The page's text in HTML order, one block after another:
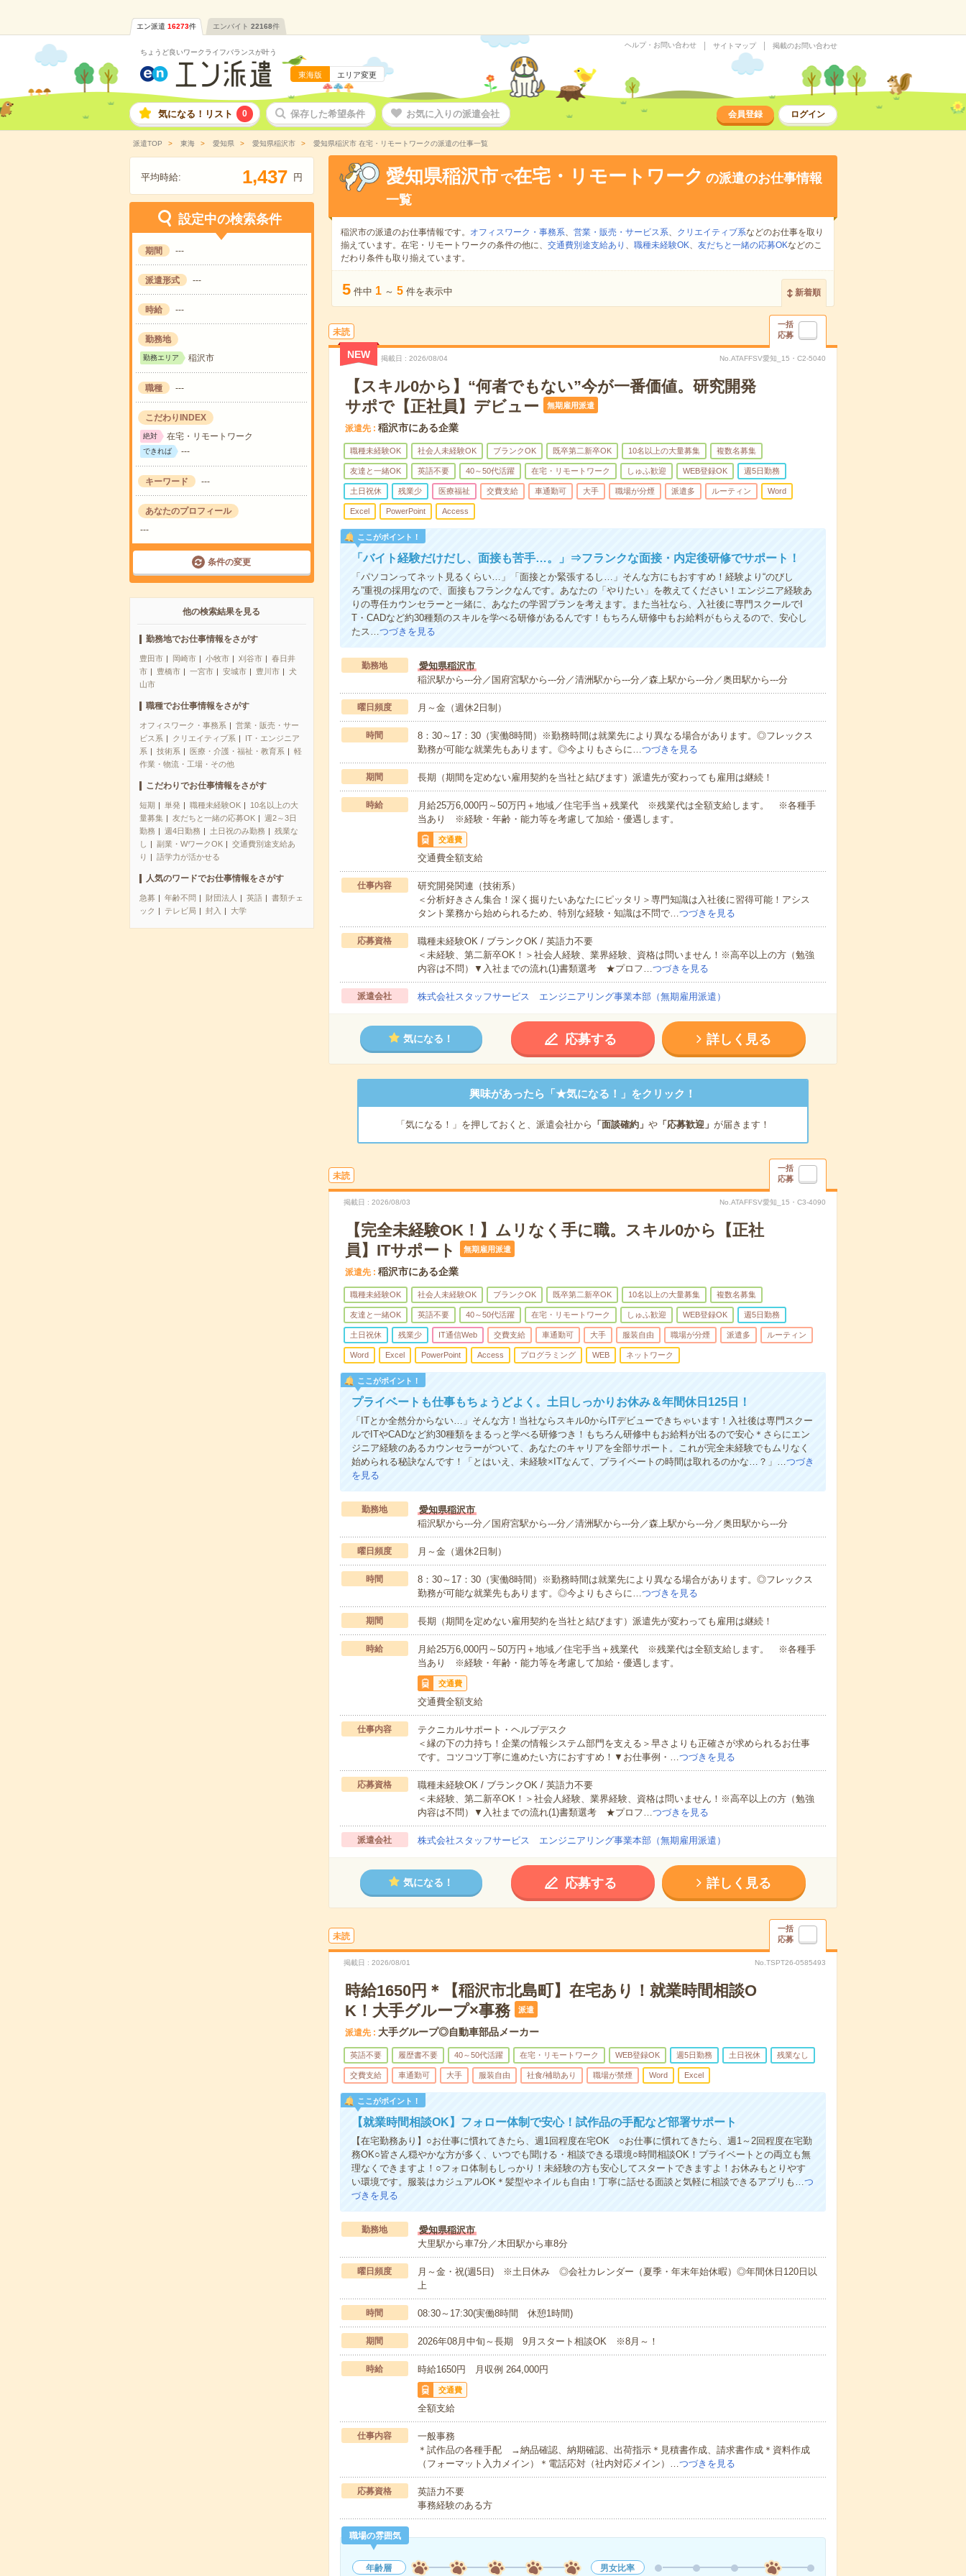
エン派遣 16273件 エンバイト 22168件
ちょうど良いワークライフバランスが叶う
東海版 エリア変更
ヘルプ・お問い合わせ サイトマップ 掲載のお問い合わせ
気になる！リスト 0 保存した希望条件 お気に入りの派遣会社 会員登録 ログイン
派遣TOP 東海 愛知県 愛知県稲沢市 愛知県稲沢市 在宅・リモートワークの派遣の仕事一覧
平均時給: 1,437 円
設定中の検索条件
期間 ---
派遣形式 ---
時給 ---
勤務地
勤務エリア 稲沢市
職種 ---
こだわりINDEX
絶対 在宅・リモートワーク
できれば ---
キーワード ---
あなたのプロフィール
---
条件の変更
他の検索結果を見る
勤務地でお仕事情報をさがす
豊田市 岡崎市 小牧市 刈谷市
春日井
市
豊橋市 一宮市 安城市 豊川市
犬
山市
職種でお仕事情報をさがす
オフィスワーク・事務系
営業・販売・サー
ビス系
クリエイティブ系
IT・エンジニア
系
技術系 医療・介護・福祉・教育系
軽
作業・物流・工場・その他
こだわりでお仕事情報をさがす
短期 単発 職種未経験OK
10名以上の大
量募集
友だちと一緒の応募OK
週2～3日
勤務
週4日勤務 土日祝のみ勤務
残業な
し
副業・WワークOK
交通費別途支給あ
り
語学力が活かせる
人気のワードでお仕事情報をさがす
急募 年齢不問 財団法人 英語
書類チェ
ック
テレビ局 封入 大学
愛知県稲沢市 で在宅・リモートワーク の派遣のお仕事情報
一覧
稲沢市の派遣のお仕事情報です。 オフィスワーク・事務系、 営業・販売・サービス系、 クリエイティブ系などのお仕事を取り
揃えています。在宅・リモートワークの条件の他に、 交通費別途支給あり 、 職種未経験OK、 友だちと一緒の応募OKなどのこ
だわり条件も取り揃えています。
5 件中 1 ～ 5 件を表示中 新着順
未読
一括
応募
NEW 掲載日 2026/08/04 No.ATAFFSV愛知_15・C2-5040
【スキル0から】“何者でもない”今が一番価値。研究開発
サポで【正社員】デビュー
無期雇用派遣
派遣先 稲沢市にある企業
職種未経験OK 社会人未経験OK ブランクOK 既卒第二新卒OK 10名以上の大量募集 複数名募集
友達と一緒OK 英語不要 40～50代活躍 在宅・リモートワーク しゅふ歓迎 WEB登録OK 週5日勤務
土日祝休 残業少 医療福祉 交費支給 車通勤可 大手 職場が分煙 派遣多 ルーティン Word
Excel PowerPoint Access
ここがポイント！
「バイト経験だけだし、面接も苦手…。」⇒フランクな面接・内定後研修でサポート！
「パソコンってネット見るくらい…」「面接とか緊張するし…」そんな方にもおすすめ！経験より“のびし
ろ”重視の採用なので、面接もフランクなんです。あなたの「やりたい」を教えてください！エンジニア経験あ
りの専任カウンセラーと一緒に、あなたの学習プランを考えます。また当社なら、入社後に専門スクールでI
T・CADなど約30種類のスキルを学べる研修があるんです！もちろん研修中もお給料がもらえるので、安心し
たス…つづきを見る
勤務地
愛知県稲沢市
稲沢駅から---分／国府宮駅から---分／清洲駅から---分／森上駅から---分／奥田駅から---分
曜日頻度 月～金（週休2日制）
時間
8：30～17：30（実働8時間）※勤務時間は就業先により異なる場合があります。◎フレックス
勤務が可能な就業先もあります。◎今よりもさらに…つづきを見る
期間 長期（期間を定めない雇用契約を当社と結びます）派遣先が変わっても雇用は継続！
時給
月給25万6,000円～50万円＋地域／住宅手当＋残業代 ※残業代は全額支給します。 ※各種手
当あり ※経験・年齢・能力等を考慮して加給・優遇します。
交通費
交通費全額支給
仕事内容
研究開発関連（技術系）
＜分析好きさん集合！深く掘りたいあなたにピッタリ＞専門知識は入社後に習得可能！アシス
タント業務から始められるため、特別な経験・知識は不問で…つづきを見る
応募資格
職種未経験OK / ブランクOK / 英語力不要
＜未経験、第二新卒OK！＞社会人経験、業界経験、資格は問いません！※高卒以上の方（勉強
内容は不問）▼入社までの流れ(1)書類選考 ★プロフ…つづきを見る
派遣会社 株式会社スタッフサービス エンジニアリング事業本部（無期雇用派遣）
気になる！ 応募する 詳しく見る
興味があったら「★気になる！」をクリック！
「気になる！」を押しておくと、派遣会社から 「面談確約」 や「応募歓迎」 が届きます！
未読
一括
応募
掲載日 2026/08/03 No.ATAFFSV愛知_15・C3-4090
【完全未経験OK！】ムリなく手に職。スキル0から【正社
員】ITサポート
無期雇用派遣
派遣先 稲沢市にある企業
職種未経験OK 社会人未経験OK ブランクOK 既卒第二新卒OK 10名以上の大量募集 複数名募集
友達と一緒OK 英語不要 40～50代活躍 在宅・リモートワーク しゅふ歓迎 WEB登録OK 週5日勤務
土日祝休 残業少 IT通信Web 交費支給 車通勤可 大手 服装自由 職場が分煙 派遣多 ルーティン
Word Excel PowerPoint Access プログラミング WEB ネットワーク
ここがポイント！
プライベートも仕事もちょうどよく。土日しっかりお休み＆年間休日125日！
「ITとか全然分からない…」そんな方！当社ならスキル0からITデビューできちゃいます！入社後は専門スクー
ルでITやCADなど約30種類をまるっと学べる研修つき！もちろん研修中もお給料が出るので安心＊さらにエン
ジニア経験のあるカウンセラーがついて、あなたのキャリアを全部サポート。これが完全未経験でもムリなく
始められる秘訣なんです！「とはいえ、未経験×ITなんて、プライベートの時間は取れるのかな…？」…つづき
を見る
勤務地
愛知県稲沢市
稲沢駅から---分／国府宮駅から---分／清洲駅から---分／森上駅から---分／奥田駅から---分
曜日頻度 月～金（週休2日制）
時間
8：30～17：30（実働8時間）※勤務時間は就業先により異なる場合があります。◎フレックス
勤務が可能な就業先もあります。◎今よりもさらに…つづきを見る
期間 長期（期間を定めない雇用契約を当社と結びます）派遣先が変わっても雇用は継続！
時給
月給25万6,000円～50万円＋地域／住宅手当＋残業代 ※残業代は全額支給します。 ※各種手
当あり ※経験・年齢・能力等を考慮して加給・優遇します。
交通費
交通費全額支給
仕事内容
テクニカルサポート・ヘルプデスク
＜縁の下の力持ち！企業の情報システム部門を支える＞早さよりも正確さが求められるお仕事
です。コツコツ丁寧に進めたい方におすすめ！▼お仕事例・…つづきを見る
応募資格
職種未経験OK / ブランクOK / 英語力不要
＜未経験、第二新卒OK！＞社会人経験、業界経験、資格は問いません！※高卒以上の方（勉強
内容は不問）▼入社までの流れ(1)書類選考 ★プロフ…つづきを見る
派遣会社 株式会社スタッフサービス エンジニアリング事業本部（無期雇用派遣）
気になる！ 応募する 詳しく見る
未読
一括
応募
掲載日 2026/08/01 No.TSPT26-0585493
時給1650円＊【稲沢市北島町】在宅あり！就業時間相談O
K！大手グループ×事務
派遣
派遣先 大手グループ◎自動車部品メーカー
英語不要 履歴書不要 40～50代活躍 在宅・リモートワーク WEB登録OK 週5日勤務 土日祝休 残業なし
交費支給 車通勤可 大手 服装自由 社食/補助あり 職場が禁煙 Word Excel
ここがポイント！
【就業時間相談OK】フォロー体制で安心！試作品の手配など部署サポート
【在宅勤務あり】○お仕事に慣れてきたら、週1回程度在宅OK ○お仕事に慣れてきたら、週1～2回程度在宅勤
務OK○皆さん穏やかな方が多く、いつでも聞ける・相談できる環境○時間相談OK！プライベートとの両立も無
理なくできますよ！○フォロ体制もしっかり！未経験の方も安心してスタートできますよ！お休みもとりやす
い環境です。服装はカジュアルOK＊髪型やネイルも自由！丁寧に話せる面談と気軽に相談できるアプリも…つ
づきを見る
勤務地
愛知県稲沢市
大里駅から車7分／木田駅から車8分
曜日頻度
月～金・祝(週5日) ※土日休み ◎会社カレンダー（夏季・年末年始休暇）◎年間休日120日以
上
時間 08:30～17:30(実働8時間 休憩1時間)
期間 2026年08月中旬～長期 9月スタート相談OK ※8月～！
時給 時給1650円 月収例 264,000円
交通費
全額支給
仕事内容
一般事務
＊試作品の各種手配 →納品確認、納期確認、出荷指示＊見積書作成、請求書作成＊資料作成
（フォーマット入力メイン）＊電話応対（社内対応メイン）…つづきを見る
応募資格
英語力不要
事務経験のある方
職場の雰囲気
年齢層 男女比率